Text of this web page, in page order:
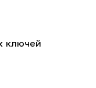
ключей